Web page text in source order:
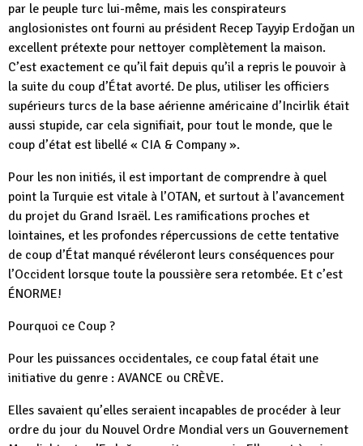
par le peuple turc lui-même, mais les conspirateurs
anglosionistes ont fourni au président Recep Tayyip Erdoğan un
excellent prétexte pour nettoyer complètement la maison.
C’est exactement ce qu’il fait depuis qu’il a repris le pouvoir à
la suite du coup d’État avorté. De plus, utiliser les officiers
supérieurs turcs de la base aérienne américaine d’Incirlik était
aussi stupide, car cela signifiait, pour tout le monde, que le
coup d’état est libellé « CIA & Company ».
Pour les non initiés, il est important de comprendre à quel
point la Turquie est vitale à l’OTAN, et surtout à l’avancement
du projet du Grand Israël. Les ramifications proches et
lointaines, et les profondes répercussions de cette tentative
de coup d’État manqué révéleront leurs conséquences pour
l’Occident lorsque toute la poussière sera retombée. Et c’est
ÉNORME!
Pourquoi ce Coup ?
Pour les puissances occidentales, ce coup fatal était une
initiative du genre : AVANCE ou CRÈVE.
Elles savaient qu’elles seraient incapables de procéder à leur
ordre du jour du Nouvel Ordre Mondial vers un Gouvernement